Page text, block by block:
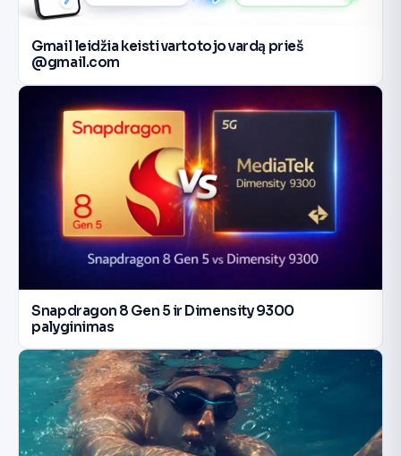
Gmail leidžia keisti vartotojo vardą prieš
@gmail.com
Snapdragon 8 Gen 5 ir Dimensity 9300
palyginimas